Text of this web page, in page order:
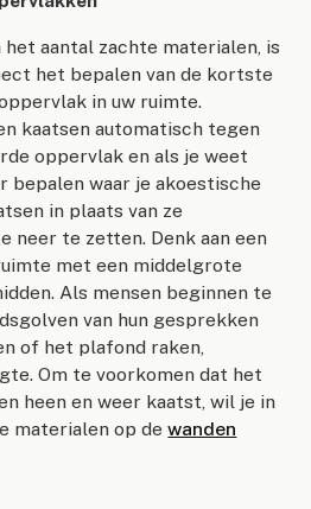
aantal zachte materialen, is
het bepalen van de kortste
in uw ruimte.
kaatsen automatisch tegen
oppervlak en als je weet
bepalen waar je akoestische
in plaats van ze
neer te zetten. Denk aan een
met een middelgrote
Als mensen beginnen te
van hun gesprekken
of het plafond raken,
Om te voorkomen dat het
heen en weer kaatst, wil je in
materialen op dewanden